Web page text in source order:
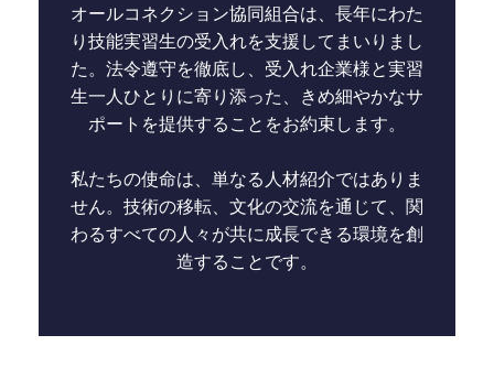
オールコネクション協同組合は、長年にわた
り技能実習生の受入れを支援してまいりまし
た。法令遵守を徹底し、受入れ企業様と実習
生一人ひとりに寄り添った、きめ細やかなサ
ポートを提供することをお約束します。
私たちの使命は、単なる人材紹介ではありま
せん。技術の移転、文化の交流を通じて、関
わるすべての人々が共に成長できる環境を創
造することです。